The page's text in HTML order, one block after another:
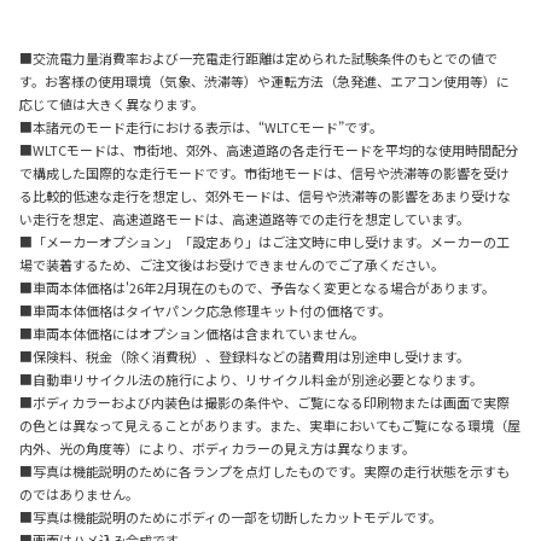
■交流電力量消費率および一充電走行距離は定められた試験条件のもとでの値で
す。お客様の使用環境（気象、渋滞等）や運転方法（急発進、エアコン使用等）に
応じて値は大きく異なります。
■本諸元のモード走行における表示は、“WLTCモード”です。
■WLTCモードは、市街地、郊外、高速道路の各走行モードを平均的な使用時間配分
で構成した国際的な走行モードです。市街地モードは、信号や渋滞等の影響を受け
る比較的低速な走行を想定し、郊外モードは、信号や渋滞等の影響をあまり受けな
い走行を想定、高速道路モードは、高速道路等での走行を想定しています。
■「メーカーオプション」「設定あり」はご注文時に申し受けます。メーカーの工
場で装着するため、ご注文後はお受けできませんのでご了承ください。
■車両本体価格は'26年2月現在のもので、予告なく変更となる場合があります。
■車両本体価格はタイヤパンク応急修理キット付の価格です。
■車両本体価格にはオプション価格は含まれていません。
■保険料、税金（除く消費税）、登録料などの諸費用は別途申し受けます。
■自動車リサイクル法の施行により、リサイクル料金が別途必要となります。
■ボディカラーおよび内装色は撮影の条件や、ご覧になる印刷物または画面で実際
の色とは異なって見えることがあります。また、実車においてもご覧になる環境（屋
内外、光の角度等）により、ボディカラーの見え方は異なります。
■写真は機能説明のために各ランプを点灯したものです。実際の走行状態を示すも
のではありません。
■写真は機能説明のためにボディの一部を切断したカットモデルです。